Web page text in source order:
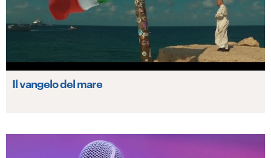
Il vangelo del mare